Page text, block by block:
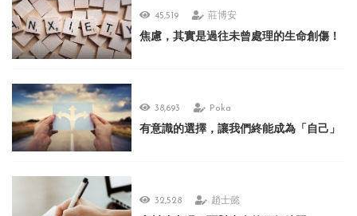
45,519 莊博安
焦慮，其實是過往未曾處理的生命創傷！
38,693 Poka
有意識的選擇，讓我們終能成為「自己」
32,528 趙士懿